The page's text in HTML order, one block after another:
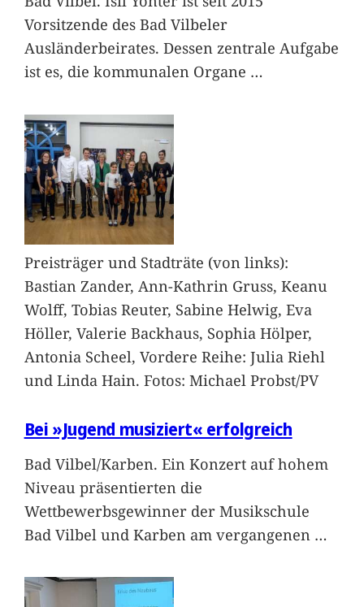
Vorsitzende des Bad Vilbeler
Ausländerbeirates. Dessen zentrale Aufgabe
ist es, die kommunalen Organe …
Preisträger und Stadträte (von links):
Bastian Zander, Ann-Kathrin Gruss, Keanu
Wolff, Tobias Reuter, Sabine Helwig, Eva
Höller, Valerie Backhaus, Sophia Hölper,
Antonia Scheel, Vordere Reihe: Julia Riehl
und Linda Hain. Fotos: Michael Probst/PV
Bei »Jugend musiziert« erfolgreich
Bad Vilbel/Karben. Ein Konzert auf hohem
Niveau präsentierten die
Wettbewerbsgewinner der Musikschule
Bad Vilbel und Karben am vergangenen …